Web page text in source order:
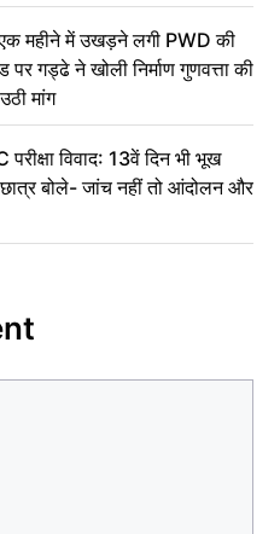
महीने में उखड़ने लगी PWD की
गड्ढे ने खोली निर्माण गुणवत्ता की
मांग
विवाद: 13वें दिन भी भूख
बोले- जांच नहीं तो आंदोलन और